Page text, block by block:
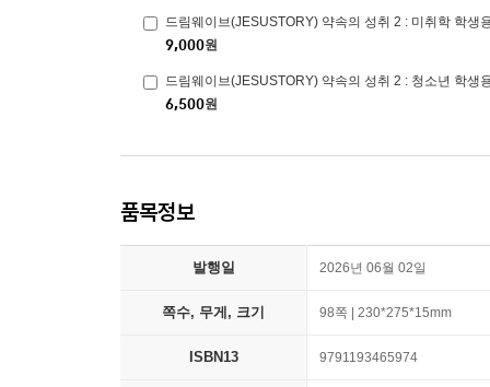
드림웨이브(JESUSTORY) 약속의 성취 2 : 미취학 학생
9,000원
드림웨이브(JESUSTORY) 약속의 성취 2 : 청소년 학생
6,500원
품목정보
발행일 2026년 06월 02일
쪽수, 무게, 크기 98쪽 | 230*275*15mm
ISBN13 9791193465974